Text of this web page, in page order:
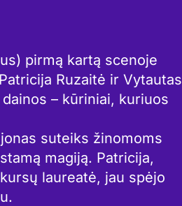
pirmą kartą scenoje
Ruzaitė ir Vytautas
– kūriniai, kuriuos
suteiks žinomoms
magiją. Patricija,
laureatė, jau spėjo